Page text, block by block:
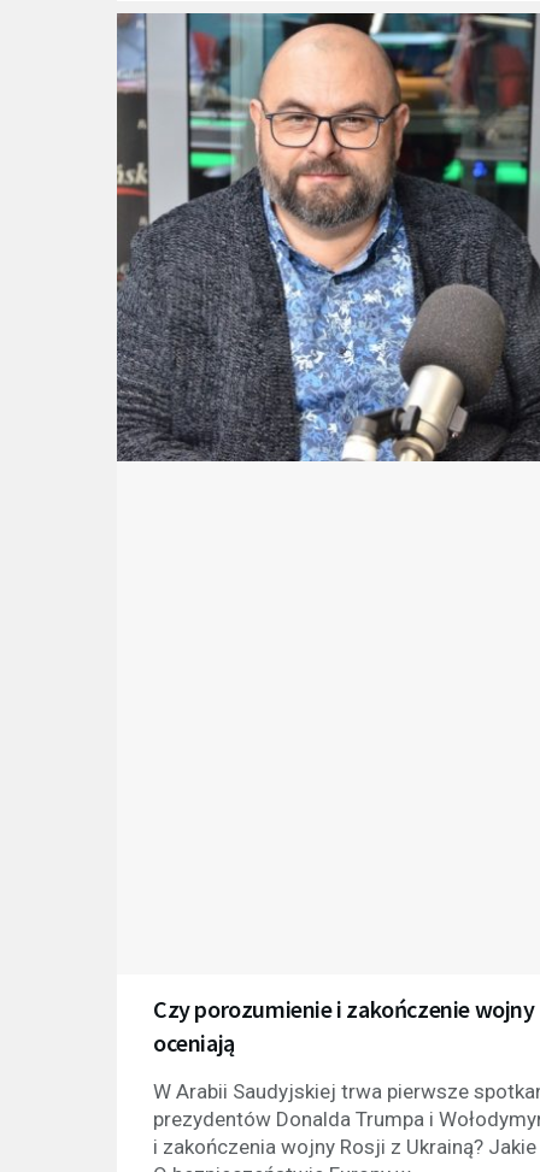
Czy porozumienie i zakończenie
oceniają
W Arabii Saudyjskiej trwa pierwsze
prezydentów Donalda Trumpa i
i zakończenia wojny Rosji z Ukrainą?